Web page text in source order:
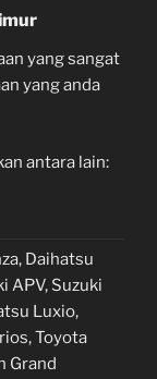
yang sangat
yang anda
antara lain:
Daihatsu
APV, Suzuki
Luxio,
Toyota
Grand